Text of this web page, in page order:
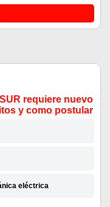
requiere nuevo
y como postular
eléctrica